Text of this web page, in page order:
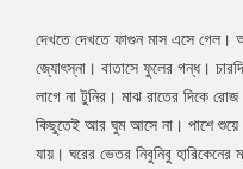
Tab
Article
দেখতে দেখতে ফাগুন মাস এসে গেল।
জ্যোৎস্না। বাতাসে ফুলের গন্ধ।
লাগে না টুনির। মাঝ রাতের দিকে
কিছুতেই আর ঘুম আসে না। পাশে শুয়ে
যায়। ঘরের ভেতর নিবুনিবু